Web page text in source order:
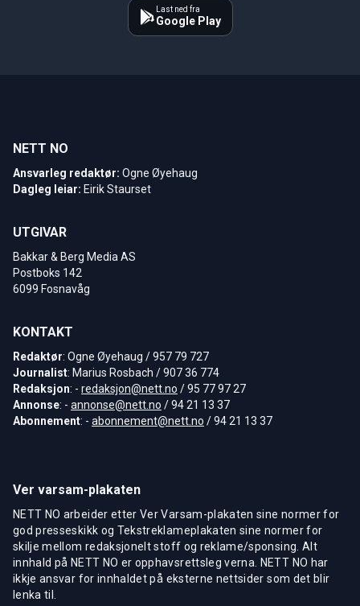
Last ned fra
Google Play
NETT NO
Ansvarleg redaktør: Ogne Øyehaug
Dagleg leiar: Eirik Staurset
UTGIVAR
Bakkar & Berg Media AS
Postboks 142
6099 Fosnavåg
KONTAKT
Redaktør: Ogne Øyehaug / 957 79 727
Journalist: Marius Rosbach / 907 36 774
Redaksjon: - redaksjon@nett.no / 95 77 97 27
Annonse: - annonse@nett.no / 94 21 13 37
Abonnement: - abonnement@nett.no / 94 21 13 37
Ver varsam-plakaten
NETT NO arbeider etter Ver Varsam-plakaten sine normer for
god presseskikk og Tekstreklameplakaten sine normer for
skilje mellom redaksjonelt stoff og reklame/sponsing. Alt
innhald på NETT NO er opphavsrettsleg verna. NETT NO har
ikkje ansvar for innhaldet på eksterne nettsider som det blir
lenka til.